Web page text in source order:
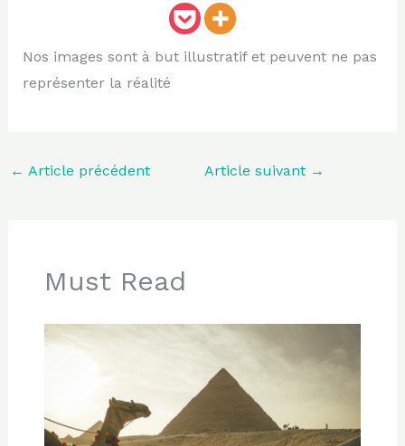
Nos images sont à but illustratif et peuvent ne pas
représenter la réalité
← Article précédent Article suivant →
Must Read